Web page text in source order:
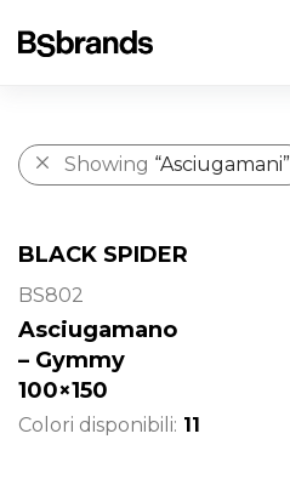
Showing “Asciugamani”
BLACK SPIDER
BS802
Asciugamano
– Gymmy
100×150
Colori disponibili: 11